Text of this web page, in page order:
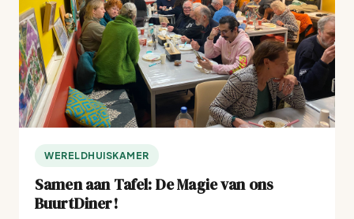
WERELDHUISKAMER
Samen aan Tafel: De Magie van ons
BuurtDiner!